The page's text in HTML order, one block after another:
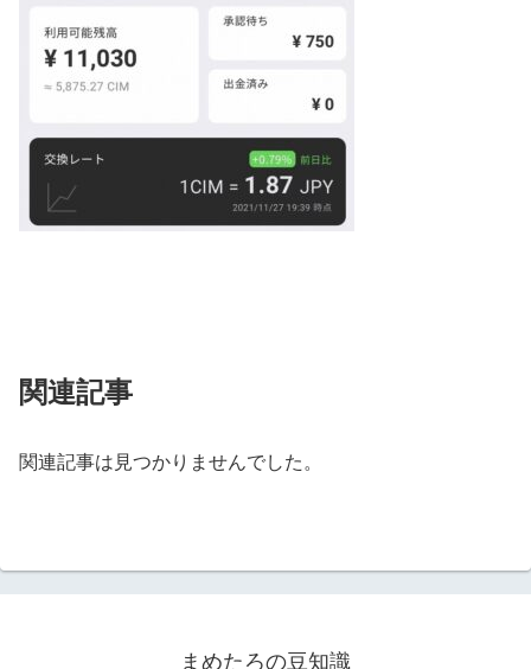
関連記事
関連記事は見つかりませんでした。
まめたろの豆知識